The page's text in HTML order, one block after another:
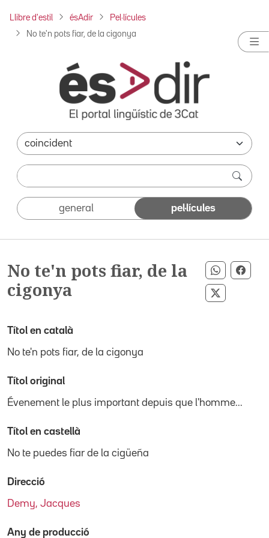
Llibre d'estil ésAdir Pel·lícules
No te'n pots fiar, de la cigonya
general pel·lícules
No te'n pots fiar, de la
cigonya
Compartir
Compartir
Títol en català
No te'n pots fiar, de la cigonya
Títol original
Évenement le plus important depuis que l'homme...
Títol en castellà
No te puedes fiar de la cigüeña
Direcció
Demy, Jacques
Any de producció